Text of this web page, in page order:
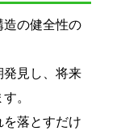
の健全性の
見し、将来
。
落とすだけ